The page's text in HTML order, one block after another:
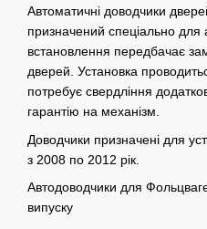
Автоматичні доводчики
призначений спеціально
встановлення передбачає
дверей. Установка
потребує свердління
гарантію на механізм.
Доводчики призначені для
з 2008 по 2012 рік.
Автодоводчики для
випуску